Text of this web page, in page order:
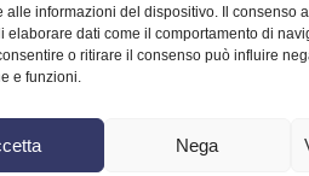
alle informazioni del dispositivo. Il consenso
elaborare dati come il comportamento di
o ritirare il consenso può influire
e funzioni.
Nega